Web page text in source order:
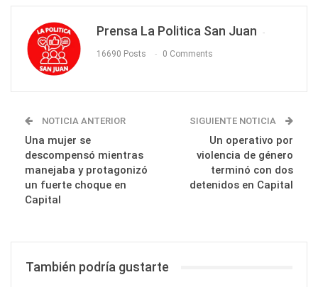
Prensa La Politica San Juan
16690 Posts 0 Comments
NOTICIA ANTERIOR
Una mujer se
descompensó mientras
manejaba y protagonizó
un fuerte choque en
Capital
SIGUIENTE NOTICIA
Un operativo por
violencia de género
terminó con dos
detenidos en Capital
También podría gustarte